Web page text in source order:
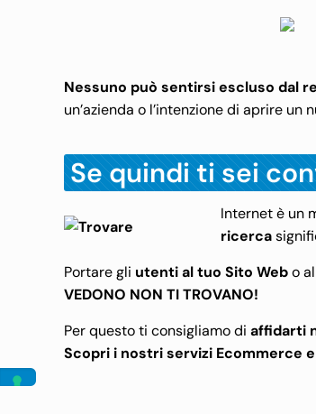
Nessuno può sentirsi escluso dal
un’azienda o l’intenzione di aprire un
Se quindi ti sei
Internet è un
ricerca
Portare gli utenti al tuo Sito Webo
VEDONO NON TI TROVANO!
Per questo ti consigliamo diaffidarti
Scopri i nostri servizi Ecommerce